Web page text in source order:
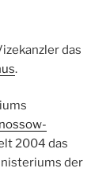
das
.
2004 das
der